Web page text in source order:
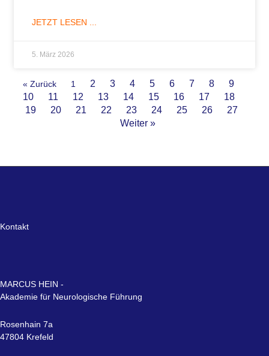
JETZT LESEN ...
5. März 2026
« Zurück 1 2 3 4 5 6 7 8
9
10
11 12 13 14 15 16 17
18
19
20 21 22 23 24 25 26
27
Weiter »
Kontakt
MARCUS HEIN -
Akademie für Neurologische Führung
Rosenhain 7a
47804 Krefeld